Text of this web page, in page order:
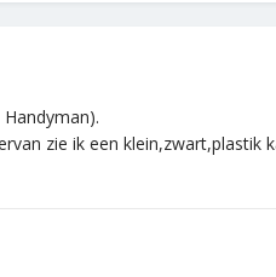
zie ik een klein,zwart,plastik